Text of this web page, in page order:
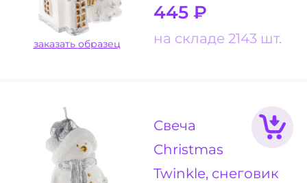
445 ₽
на складе 2143 шт.
заказать образец
Свеча
Christmas
Twinkle, снеговик